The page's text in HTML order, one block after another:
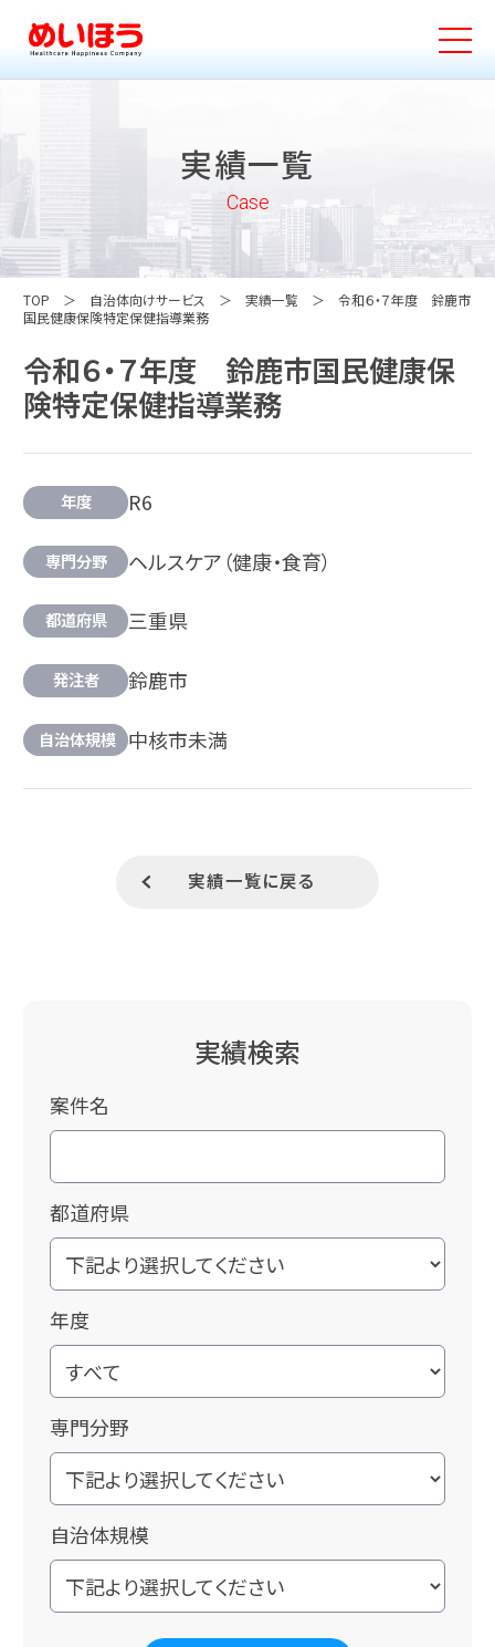
実績一覧
Case
TOP 自治体向けサービス 実績一覧
令和６・７年度 鈴鹿市
国民健康保険特定保健指導業務
令和６・７年度 鈴鹿市国民健康保
険特定保健指導業務
年度 R6
専門分野 ヘルスケア（健康・食育）
都道府県 三重県
発注者 鈴鹿市
自治体規模 中核市未満
実績一覧に戻る
実績検索
案件名
都道府県
年度
専門分野
自治体規模